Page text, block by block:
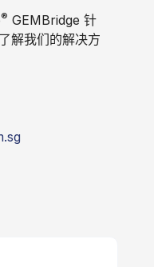
® GEMBridge 针
解我们的解决方